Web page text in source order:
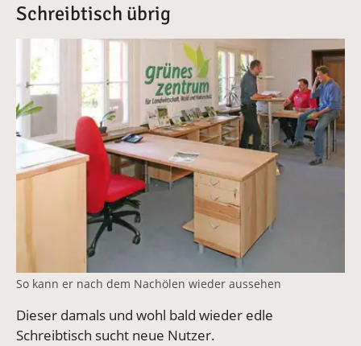
Schreibtisch übrig
Vergrößerte Version anzeigen
So kann er nach dem Nachölen wieder aussehen
Dieser damals und wohl bald wieder edle
Schreibtisch sucht neue Nutzer.